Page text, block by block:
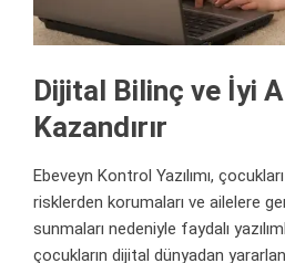
Dijital Bilinç ve İyi
Kazandırır
Ebeveyn Kontrol Yazılımı,
risklerden korumaları ve ailelere
sunmaları nedeniyle faydalı
çocukların dijital dünyadan